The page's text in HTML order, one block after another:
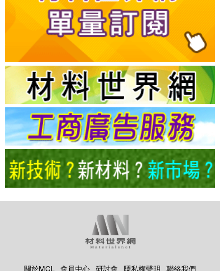
關於MCL 會員中心 研討會 隱私權聲明 聯絡我們